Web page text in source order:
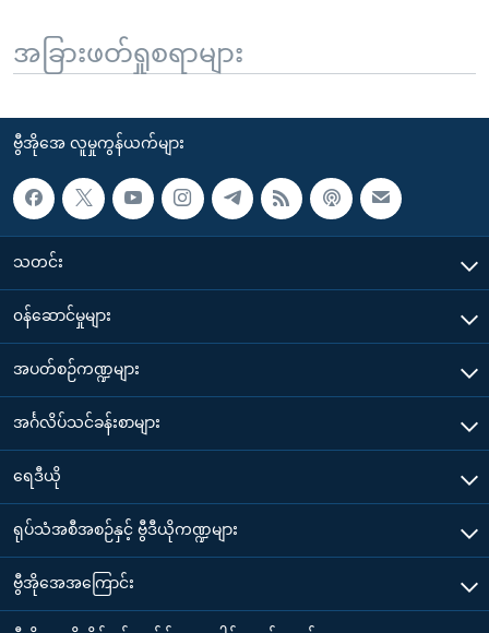
အခြားဖတ်ရှုစရာများ
ဗွီအိုအေ လူမှုကွန်ယက်များ
သတင်း
၀န်ဆောင်မှုများ
အပတ်စဉ်ကဏ္ဍများ
အင်္ဂလိပ်သင်ခန်းစာများ
ရေဒီယို
ရုပ်သံအစီအစဉ်နှင့် ဗွီဒီယိုကဏ္ဍများ
ဗွီအိုအေအကြောင်း